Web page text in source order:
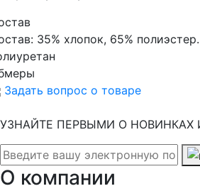
35% хлопок, 65%
Задать вопрос о товаре
УЗНАЙТЕ ПЕРВЫМИ О НОВИНКАХ
О компании